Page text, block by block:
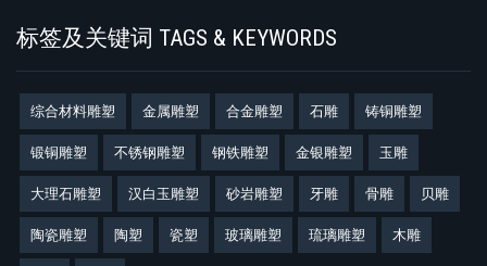
标签及关键词 TAGS & KEYWORDS
综合材料雕塑 金属雕塑 合金雕塑 石雕 铸铜雕塑
锻铜雕塑 不锈钢雕塑 钢铁雕塑 金银雕塑 玉雕
大理石雕塑 汉白玉雕塑 砂岩雕塑 牙雕 骨雕 贝雕
陶瓷雕塑 陶塑 瓷塑 玻璃雕塑 琉璃雕塑 木雕